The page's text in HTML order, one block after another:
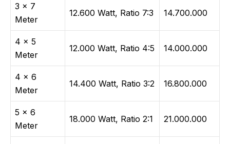
3 × 7
Meter
12.600 Watt, Ratio 7:3 14.700.000
4 × 5
Meter
12.000 Watt, Ratio 4:5 14.000.000
4 × 6
Meter
14.400 Watt, Ratio 3:2 16.800.000
5 × 6
Meter
18.000 Watt, Ratio 2:1 21.000.000